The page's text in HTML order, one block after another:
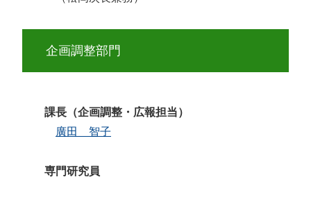
企画調整部門
課長（企画調整・広報担当）
廣田 智子
専門研究員